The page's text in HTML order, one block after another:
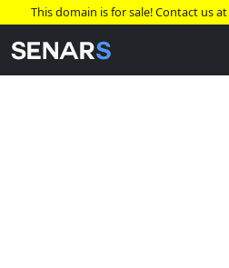
This domain is for sale! Contact us at